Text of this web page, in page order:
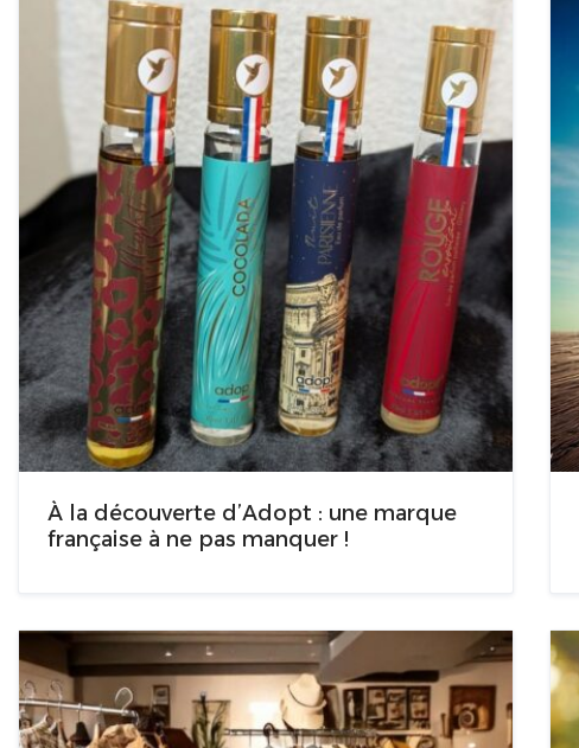
À la découverte d’Adopt : une marque
française à ne pas manquer !